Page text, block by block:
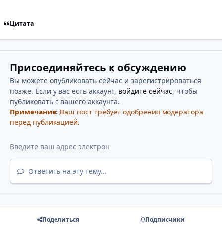
Цитата
Присоединяйтесь к обсуждению
Вы можете опубликовать сейчас и зарегистрироваться
позже. Если у вас есть аккаунт, войдите сейчас, чтобы
публиковать с вашего аккаунта.
Примечание: Ваш пост требует одобрения модератора
перед публикацией.
Ответить на эту тему...
Поделиться Подписчики